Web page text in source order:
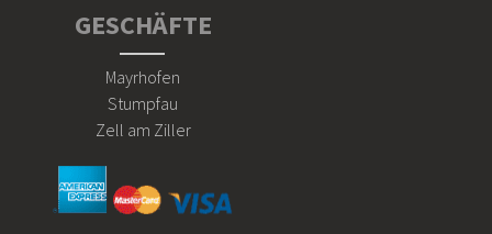
GESCHÄFTE
Mayrhofen
Stumpfau
Zell am Ziller